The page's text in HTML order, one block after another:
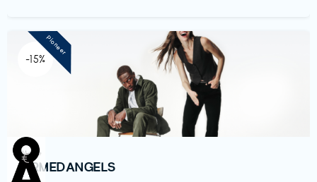
-15%
Mode
ARMEDANGELS
€‎
Pioneer